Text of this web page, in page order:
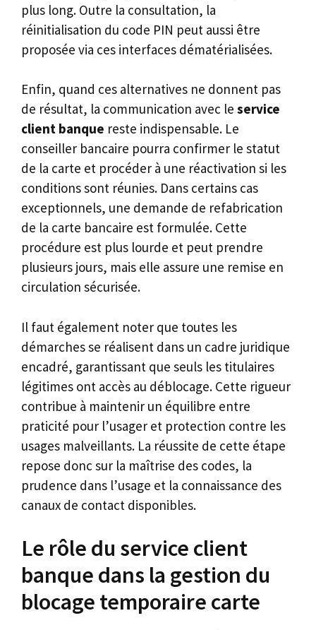
plus long. Outre la consultation, la
réinitialisation du code PIN peut aussi être
proposée via ces interfaces dématérialisées.
Enfin, quand ces alternatives ne donnent pas
de résultat, la communication avec le service
client banque reste indispensable. Le
conseiller bancaire pourra confirmer le statut
de la carte et procéder à une réactivation si les
conditions sont réunies. Dans certains cas
exceptionnels, une demande de refabrication
de la carte bancaire est formulée. Cette
procédure est plus lourde et peut prendre
plusieurs jours, mais elle assure une remise en
circulation sécurisée.
Il faut également noter que toutes les
démarches se réalisent dans un cadre juridique
encadré, garantissant que seuls les titulaires
légitimes ont accès au déblocage. Cette rigueur
contribue à maintenir un équilibre entre
praticité pour l’usager et protection contre les
usages malveillants. La réussite de cette étape
repose donc sur la maîtrise des codes, la
prudence dans l’usage et la connaissance des
canaux de contact disponibles.
Le rôle du service client
banque dans la gestion du
blocage temporaire carte